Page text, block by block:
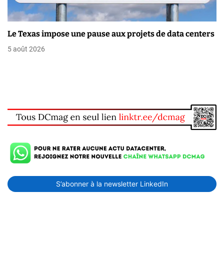
Le Texas impose une pause aux projets de data centers
5 août 2026
S’abonner à la newsletter LinkedIn